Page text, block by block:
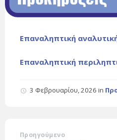
Επαναληπτική
Επαναληπτική
3 Φεβρουαρίου, 2026 in
Προηγούμενο